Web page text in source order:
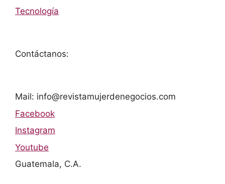
Tecnología
Contáctanos:
Mail: info@revistamujerdenegocios.com
Facebook
Instagram
Youtube
Guatemala, C.A.